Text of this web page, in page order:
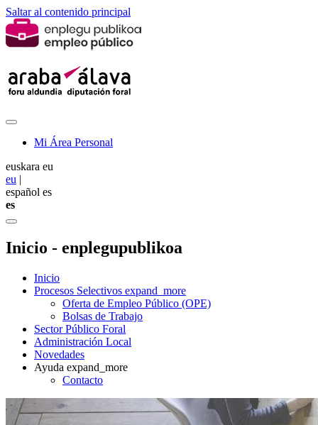
Saltar al contenido principal
Mi Área Personal
euskara eu
eu |
español es
es
Inicio - enplegupublikoa
Inicio
Procesos Selectivos expand_more
Oferta de Empleo Público (OPE)
Bolsas de Trabajo
Sector Público Foral
Administración Local
Novedades
Ayuda expand_more
Contacto